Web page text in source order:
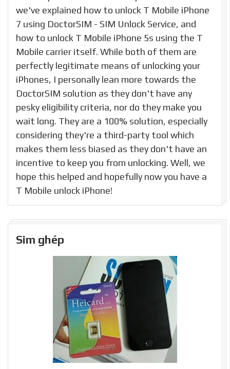
we've explained how to unlock T Mobile iPhone
7 using DoctorSIM - SIM Unlock Service, and
how to unlock T Mobile iPhone 5s using the T
Mobile carrier itself. While both of them are
perfectly legitimate means of unlocking your
iPhones, I personally lean more towards the
DoctorSIM solution as they don't have any
pesky eligibility criteria, nor do they make you
wait long. They are a 100% solution, especially
considering they're a third-party tool which
makes them less biased as they don't have an
incentive to keep you from unlocking. Well, we
hope this helped and hopefully now you have a
T Mobile unlock iPhone!
Sim ghép